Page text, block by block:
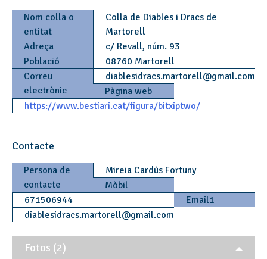
Nom colla o
entitat
Colla de Diables i Dracs de
Martorell
Adreça
c/ Revall, núm. 93
Població
08760 Martorell
Correu
electrònic
diablesidracs.martorell@gmail.com
Pàgina web
https://www.bestiari.cat/figura/bitxiptwo/
Contacte
Persona de
contacte
Mireia Cardús Fortuny
Mòbil
671506944
Email1
diablesidracs.martorell@gmail.com
Fotos (2)